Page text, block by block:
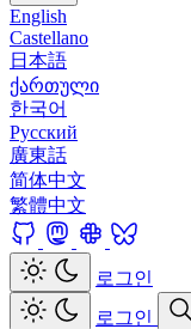
English
Castellano
日本語
ქართული
한국어
Русский
廣東話
简体中文
繁體中文
로그인
로그인